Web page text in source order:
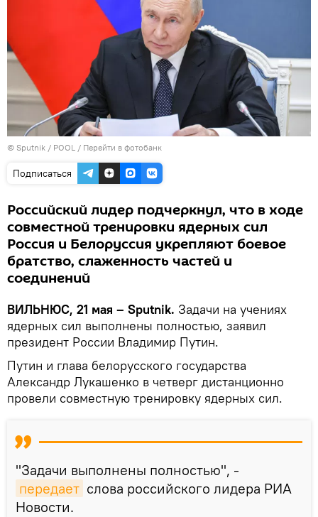
© Sputnik / POOL / Перейти в фотобанк
Подписаться
Российский лидер подчеркнул, что в ходе
совместной тренировки ядерных сил
Россия и Белоруссия укрепляют боевое
братство, слаженность частей и
соединений
ВИЛЬНЮС, 21 мая – Sputnik. Задачи на учениях
ядерных сил выполнены полностью, заявил
президент России Владимир Путин.
Путин и глава белорусского государства
Александр Лукашенко в четверг дистанционно
провели совместную тренировку ядерных сил.
"Задачи выполнены полностью", -
передает слова российского лидера РИА
Новости.